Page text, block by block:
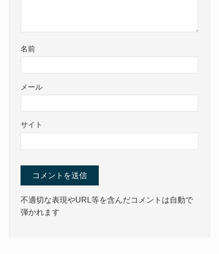
名前
メール
サイト
不適切な表現やURL等を含んだコメントは自動で
弾かれます